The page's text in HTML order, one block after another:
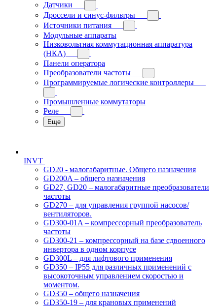
Датчики
Дроссели и синус-фильтры
Источники питания
Модульные аппараты
Низковольтная коммутационная аппаратура
(НКА)
Панели оператора
Преобразователи частоты
Программируемые логические контроллеры
Промышленные коммутаторы
Реле
Еще
INVT
GD20 - малогабаритные. Общего назначения
GD200A – общего назначения
GD27, GD20 – малогабаритные преобразователи
частоты
GD270 – для управления группой насосов/
вентиляторов.
GD300-01A – компрессорный преобразователь
частоты
GD300-21 – компрессорный на базе сдвоенного
инвертора в одном корпусе
GD300L – для лифтового применения
GD350 – IP55 для различных применений с
высокоточным управлением скоростью и
моментом.
GD350 – общего назначения
GD350-19 – для крановых применений